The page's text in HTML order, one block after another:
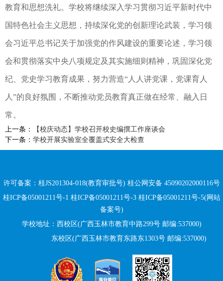
教育和思想洗礼。学校将继续深入学习贯彻习近平新时代中
国特色社会主义思想，持续深化党的创新理论武装，学习领
会习近平总书记关于加强党的作风建设的重要论述，学习领
会和贯彻落实中央八项规定及其实施细则精神，巩固深化党
纪、党史学习教育成果，努力营造“人人讲党课，党课育人
人”的良好氛围，不断推动党员教育真正做在经常、融入日
常。
上一条：
【校庆动态】学校召开校史编撰工作座谈会
下一条： 学校开展实验室全覆盖式安全大检查
许可备案：桂JS201304-018(教育审批号) 桂公网安备 45090202000116号
桂ICP备05001211号-1 桂ICP备05001211号-3 桂ICP备05001211号-5(网站
备案号)
学校地址：西校区(广西玉林市教育中路299号 邮编:537000)
东校区(广西玉林市教育东路东1303号 邮编:537000)